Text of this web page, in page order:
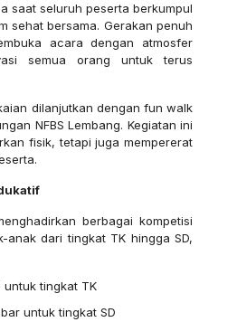
saat seluruh peserta berkumpul
sehat bersama. Gerakan penuh
acara dengan atmosfer
semua orang untuk terus
dilanjutkan dengan fun walk
NFBS Lembang. Kegiatan ini
fisik, tetapi juga mempererat
berbagai kompetisi
anak dari tingkat TK hingga SD,
untuk tingkat TK
untuk tingkat SD